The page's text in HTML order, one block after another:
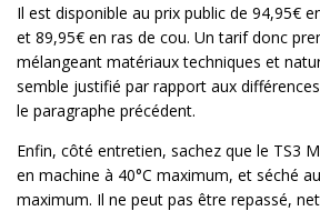
Il est disponible au prix public de 94,95€
et 89,95€ en ras de cou. Un tarif donc
mélangeant matériaux techniques et
semble justifié par rapport aux différences
le paragraphe précédent.
Enfin, côté entretien, sachez que le TS3
en machine à 40°C maximum, et séché
maximum. Il ne peut pas être repassé,